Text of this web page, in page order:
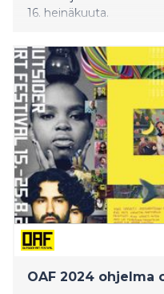
16. heinäkuuta.
OAF 2024